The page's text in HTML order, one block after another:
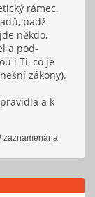
rámec.
padž
někdo,
a pod-
i Ti, co je
zákony).
a k
zaznamenána